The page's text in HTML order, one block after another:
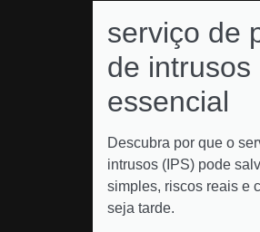
serviço de
de intrusos
essencial
Descubra por que o
intrusos (IPS) pode
simples, riscos reais e
seja tarde.